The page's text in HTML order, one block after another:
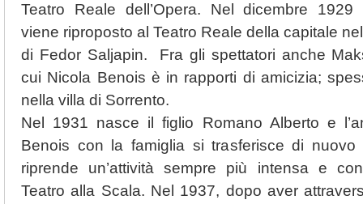
Teatro Reale dell’Opera. Nel dicembre 1929
viene riproposto al Teatro Reale della capitale
di Fedor Saljapin. Fra gli spettatori anche
cui Nicola Benois è in rapporti di amicizia;
nella villa di Sorrento.
Nel 1931 nasce il figlio Romano Alberto e
Benois con la famiglia si trasferisce di nuovo
riprende un’attività sempre più intensa e
Teatro alla Scala. Nel 1937, dopo aver